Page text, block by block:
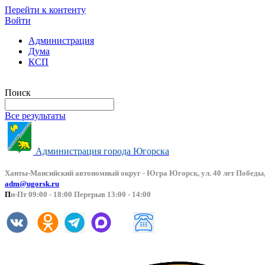
Перейти к контенту
Войти
Администрация
Дума
КСП
Поиск
Все результаты
Администрация города Югорска
Ханты-Мансийский автономный округ - Югра Югорск, ул. 40 лет
adm@ugorsk.ru
Пн-Пт 09:00 - 18:00 Перерыв 13:00 - 14:00